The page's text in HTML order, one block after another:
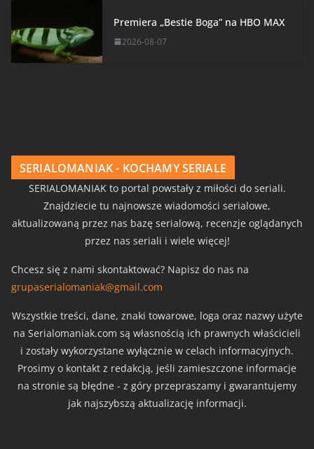
Premiera „Bestie Boga” na HBO MAX
2026-08-07
SERIALOMANIAK - KOCHAMY SERIALE
SERIALOMANIAK to portal powstały z miłości do seriali.
Znajdziecie tu najnowsze wiadomości serialowe,
aktualizowaną przez nas bazę serialową, recenzje oglądanych
przez nas seriali i wiele więcej!
Chcesz się z nami skontaktować? Napisz do nas na
grupaserialomaniak@gmail.com
Wszystkie treści, dane, znaki towarowe, loga oraz nazwy użyte
na Serialomaniak.com są własnością ich prawnych właścicieli
i zostały wykorzystane wyłącznie w celach informacyjnych.
Prosimy o kontakt z redakcją, jeśli zamieszczone informacje
na stronie są błędne - z góry przepraszamy i gwarantujemy
jak najszybszą aktualizację informacji.